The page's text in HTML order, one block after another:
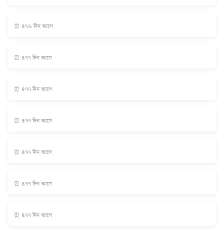
⏰ ৪৭৬ দিন আগে
⏰ ৪৭৭ দিন আগে
⏰ ৪৭৭ দিন আগে
⏰ ৪৭৭ দিন আগে
⏰ ৪৭৭ দিন আগে
⏰ ৪৭৭ দিন আগে
⏰ ৪৭৭ দিন আগে